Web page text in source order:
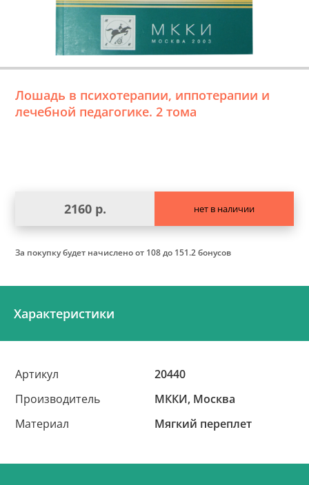
Лошадь в психотерапии, иппотерапии и
лечебной педагогике. 2 тома
2160 р. нет в наличии
За покупку будет начисленоот 108 до 151.2 бонусов
Характеристики
Артикул
20440
Производитель
МККИ, Москва
Материал
Мягкий переплет